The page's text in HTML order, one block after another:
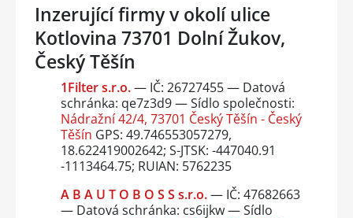
Inzerující firmy v okolí ulice
Kotlovina 73701 Dolní Žukov,
Český Těšín
1Filter s.r.o.— IČ: 26727455 — Datová
schránka: qe7z3d9 — Sídlo společnosti:
Nádražní 42/4, 73701 Český Těšín - Český
Těšín GPS: 49.746553057279,
18.622419002642; S-JTSK: -447040.91
-1113464.75; RUIAN: 5762235
A B A U T O B O S S s.r.o.— IČ: 47682663
— Datová schránka: cs6ijkw — Sídlo